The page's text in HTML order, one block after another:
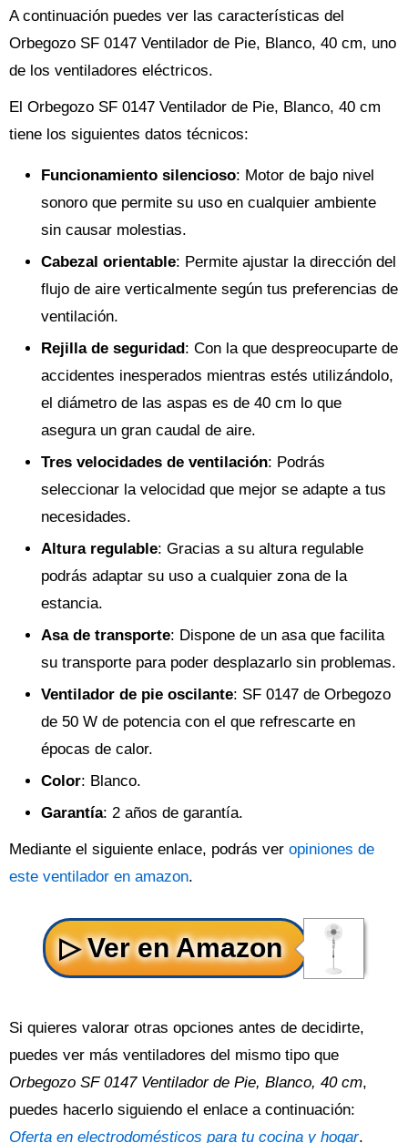
A continuación puedes ver las características del
Orbegozo SF 0147 Ventilador de Pie, Blanco, 40 cm, uno
de los ventiladores eléctricos.
El Orbegozo SF 0147 Ventilador de Pie, Blanco, 40 cm
tiene los siguientes datos técnicos:
Funcionamiento silencioso: Motor de bajo nivel
sonoro que permite su uso en cualquier ambiente
sin causar molestias.
Cabezal orientable: Permite ajustar la dirección del
flujo de aire verticalmente según tus preferencias de
ventilación.
Rejilla de seguridad: Con la que despreocuparte de
accidentes inesperados mientras estés utilizándolo,
el diámetro de las aspas es de 40 cm lo que
asegura un gran caudal de aire.
Tres velocidades de ventilación: Podrás
seleccionar la velocidad que mejor se adapte a tus
necesidades.
Altura regulable: Gracias a su altura regulable
podrás adaptar su uso a cualquier zona de la
estancia.
Asa de transporte: Dispone de un asa que facilita
su transporte para poder desplazarlo sin problemas.
Ventilador de pie oscilante: SF 0147 de Orbegozo
de 50 W de potencia con el que refrescarte en
épocas de calor.
Color: Blanco.
Garantía: 2 años de garantía.
Mediante el siguiente enlace, podrás ver opiniones de
este ventilador en amazon.
Si quieres valorar otras opciones antes de decidirte,
puedes ver más ventiladores del mismo tipo que
Orbegozo SF 0147 Ventilador de Pie, Blanco, 40 cm,
puedes hacerlo siguiendo el enlace a continuación:
Oferta en electrodomésticos para tu cocina y hogar.